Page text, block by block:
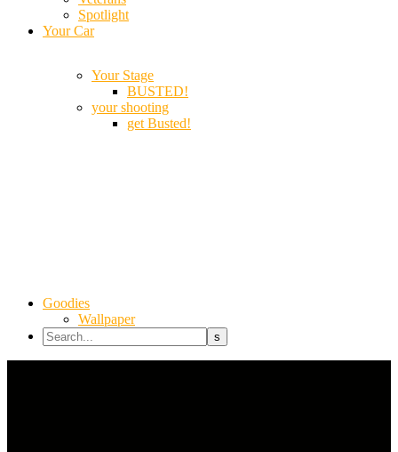
Spotlight
Your Car
Your Stage
BUSTED!
your shooting
get Busted!
Goodies
Wallpaper